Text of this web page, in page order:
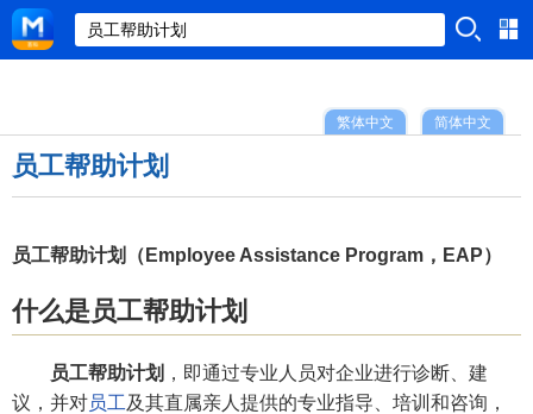
简体中文
繁体中文
员工帮助计划
员工帮助计划（Employee Assistance Program，EAP）
什么是员工帮助计划
员工帮助计划 ，即通过专业人员对企业进行诊断、建
议，并对员工 及其直属亲人提供的专业指导、培训和咨询，